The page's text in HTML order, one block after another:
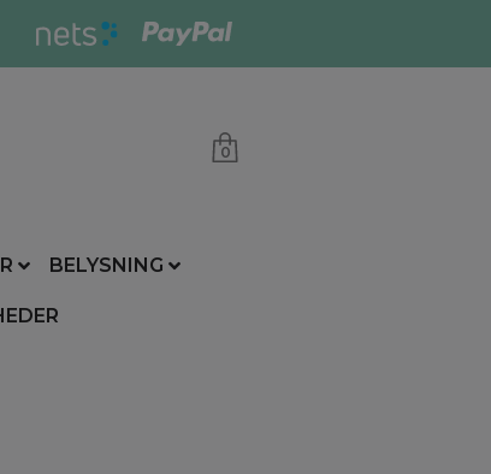
0
BELYSNING